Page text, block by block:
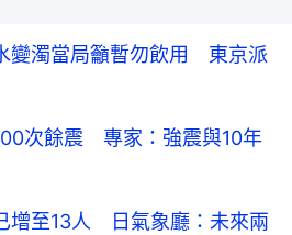
變濁當局籲暫勿飲用 東京派
次餘震 專家：強震與10年
增至13人 日氣象廳：未來兩